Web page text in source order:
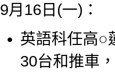
9月16日(一)：
英語科任高○
30台和推車